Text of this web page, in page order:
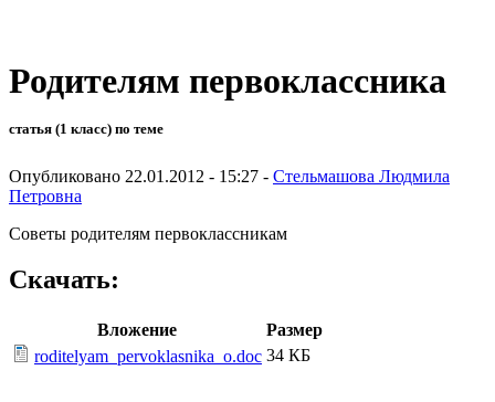
Родителям первоклассника
статья (1 класс) по теме
Опубликовано 22.01.2012 - 15:27 - Стельмашова Людмила
Петровна
Советы родителям первоклассникам
Скачать:
Вложение
Размер
roditelyam_pervoklasnika_o.doc 34 КБ